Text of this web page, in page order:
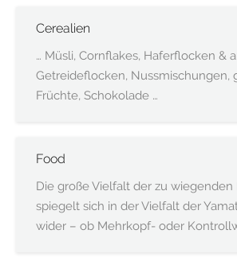
Cerealien
… Müsli, Cornflakes, Haferflocken &
Getreideflocken, Nussmischungen,
Früchte, Schokolade …
Food
Die große Vielfalt der zu wiegenden
spiegelt sich in der Vielfalt der
wider – ob Mehrkopf- oder